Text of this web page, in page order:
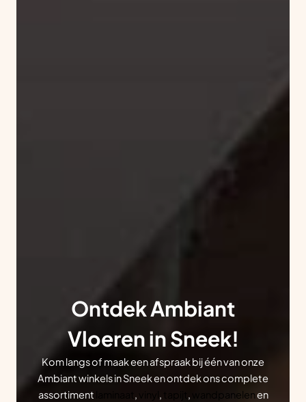
Ontdek Ambiant
Vloeren in Sneek!
Kom langs of maak een afspraak bij één van onze
Ambiant winkels in Sneek en ontdek ons complete
assortiment
, , , wandpanelenen